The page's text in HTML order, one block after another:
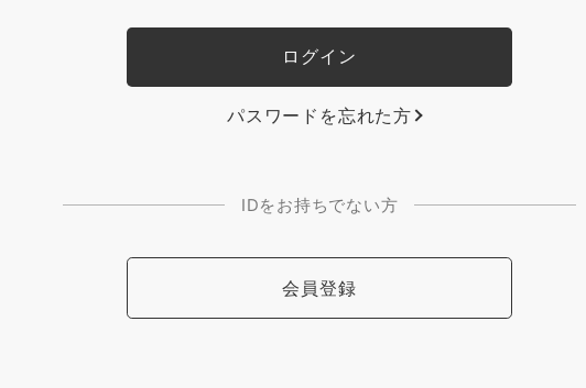
パスワードを忘れた方
IDをお持ちでない方
会員登録